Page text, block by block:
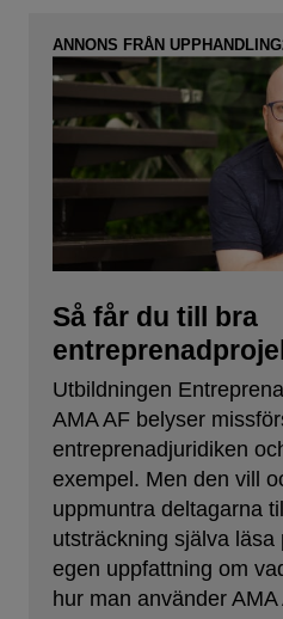
ANNONS FRÅN
Så får du till bra
Utbildningen
AMA AF belyser
entreprenadjuridiken
exempel. Men den vill
uppmuntra deltagarna
utsträckning själva läsa
egen uppfattning om
hur man använder AMA